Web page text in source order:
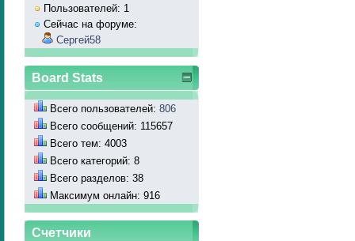
Пользователей: 1
Сейчас на форуме:
Сергей58
Board Stats
Всего пользователей: 806
Всего сообщений: 115657
Всего тем: 4003
Всего категорий: 8
Всего разделов: 38
Максимум онлайн: 916
Счетчики